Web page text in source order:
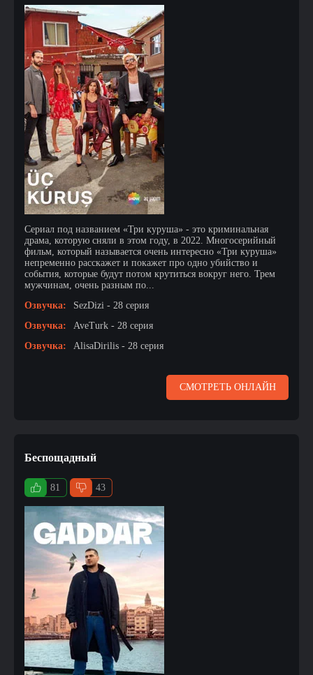
Сериал под названием «Три куруша» - это криминальная
драма, которую сняли в этом году, в 2022. Многосерийный
фильм, который называется очень интересно «Три куруша»
непременно расскажет и покажет про одно убийство и
события, которые будут потом крутиться вокруг него. Трем
мужчинам, очень разным по...
Озвучка:
SezDizi - 28 серия
Озвучка:
AveTurk - 28 серия
Озвучка:
AlisaDirilis - 28 серия
СМОТРЕТЬ ОНЛАЙН
Беспощадный
81 43